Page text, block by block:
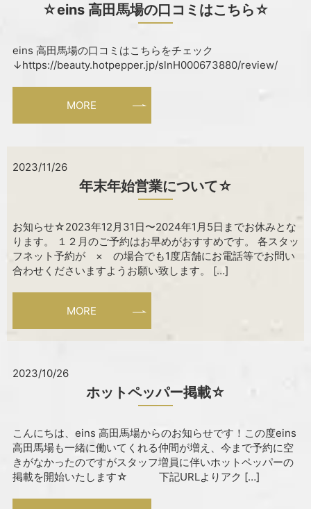
☆eins 高田馬場の口コミはこちら☆
eins 高田馬場の口コミはこちらをチェック
↓https://beauty.hotpepper.jp/slnH000673880/review/
MORE
2023/11/26
年末年始営業について☆
お知らせ☆2023年12月31日〜2024年1月5日までお休みとな
ります。 １２月のご予約はお早めがおすすめです。 各スタッ
フネット予約が × の場合でも1度店舗にお電話等でお問い
合わせくださいますようお願い致します。 […]
MORE
2023/10/26
ホットペッパー掲載☆
こんにちは、eins 高田馬場からのお知らせです！この度eins
高田馬場も一緒に働いてくれる仲間が増え、今まで予約に空
きがなかったのですがスタッフ増員に伴いホットペッパーの
掲載を開始いたします☆ 下記URLよりアク […]